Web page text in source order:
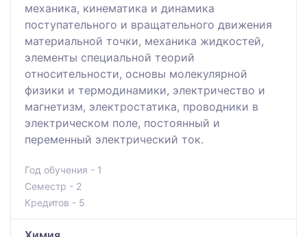
механика, кинематика и динамика
поступательного и вращательного движения
материальной точки, механика жидкостей,
элементы специальной теорий
относительности, основы молекулярной
физики и термодинамики, электричество и
магнетизм, электростатика, проводники в
электрическом поле, постоянный и
переменный электрический ток.
Год обучения - 1
Семестр - 2
Кредитов - 5